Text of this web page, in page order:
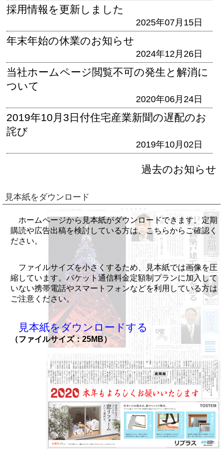
採用情報を更新しました
2025年07月15日
年末年始の休業のお知らせ
2024年12月26日
当社ホームページ閲覧不可の発生と解消に
ついて
2020年06月24日
2019年10月3日付住宅産業新聞の遅配のお
詫び
2019年10月02日
過去のお知らせ
見本紙をダウンロード
ホームページから見本紙がダウンロードできます。定期
購読や広告出稿を検討している方は、こちらからご確認く
ださい。
ファイルサイズを小さくするため、見本紙では画像を圧
縮しています。パケット通信料金定額制プランに加入して
いない携帯電話やスマートフォンなどを利用している方は
ご注意ください。
見本紙をダウンロードする
（ファイルサイズ：25MB）